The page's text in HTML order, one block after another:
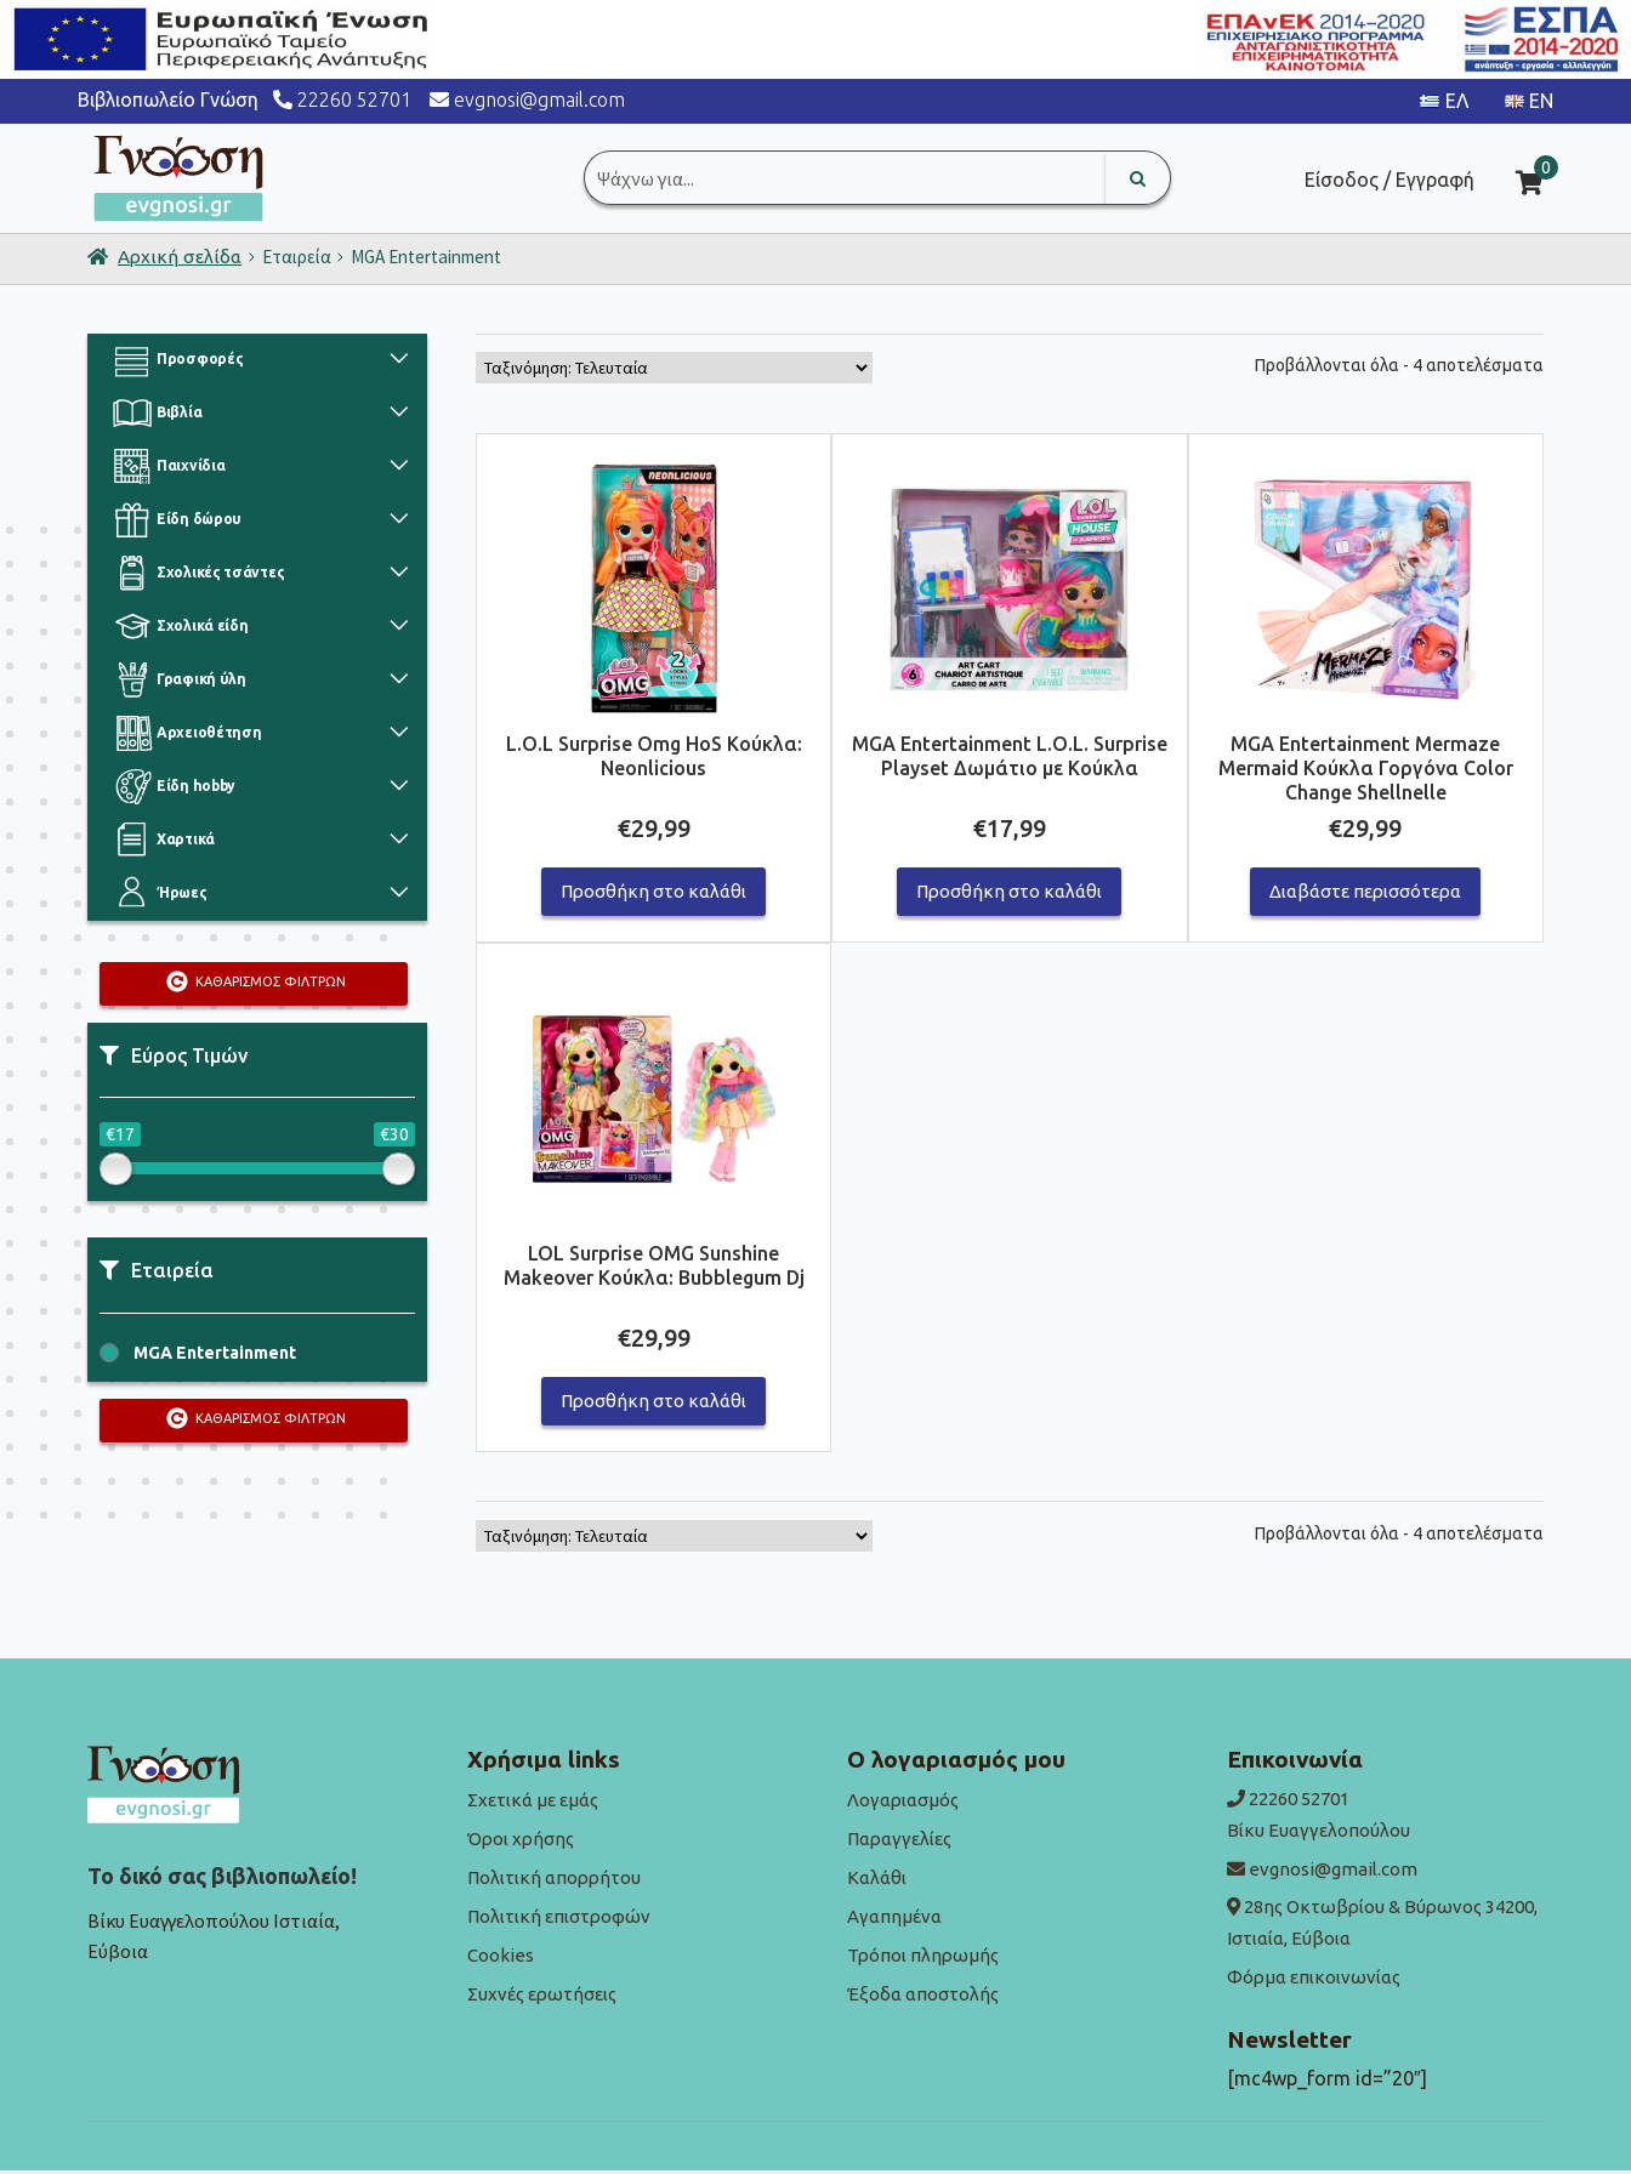
Βιβλιοπωλείο Γνώση 22260 52701 evgnosi@gmail.com
Αναζήτηση
για:
search
input
Είσοδος / Εγγραφή
0
Αρχική σελίδα Εταιρεία MGA Entertainment
Προβάλλονται όλα - 4 αποτελέσματα
L.O.L Surprise Omg HoS Κούκλα:
Neonlicious
€29,99
Προσθήκη στο καλάθι
MGA Entertainment L.O.L. Surprise
Playset Δωμάτιο με Κούκλα
€17,99
Προσθήκη στο καλάθι
MGA Entertainment Mermaze
Mermaid Κούκλα Γοργόνα Color
Change Shellnelle
€29,99
Διαβάστε περισσότερα
LOL Surprise OMG Sunshine
Makeover Κούκλα: Bubblegum Dj
€29,99
Προσθήκη στο καλάθι
Προβάλλονται όλα - 4 αποτελέσματα
Προσφορές
Βιβλία
Παιχνίδια
Είδη δώρου
Σχολικές τσάντες
Σχολικά είδη
Γραφική ύλη
Αρχειοθέτηση
Είδη hobby
Χαρτικά
Ήρωες
ΚΑΘΑΡΙΣΜΟΣ ΦΙΛΤΡΩΝ
Εύρος Τιμών
€17 €30
Εταιρεία
MGA Entertainment
ΚΑΘΑΡΙΣΜΟΣ ΦΙΛΤΡΩΝ
Το δικό σας βιβλιοπωλείο!
Βίκυ Ευαγγελοπούλου Ιστιαία,
Εύβοια
Χρήσιμα links
Σχετικά με εμάς
Όροι χρήσης
Πολιτική απορρήτου
Πολιτική επιστροφών
Cookies
Συχνές ερωτήσεις
Ο λογαριασμός μου
Λογαριασμός
Παραγγελίες
Καλάθι
Αγαπημένα
Τρόποι πληρωμής
Έξοδα αποστολής
Επικοινωνία
22260 52701
Βίκυ Ευαγγελοπούλου
evgnosi@gmail.com
28ης Οκτωβρίου & Βύρωνος 34200,
Ιστιαία, Εύβοια
Φόρμα επικοινωνίας
Newsletter
[mc4wp_form id=”20″]